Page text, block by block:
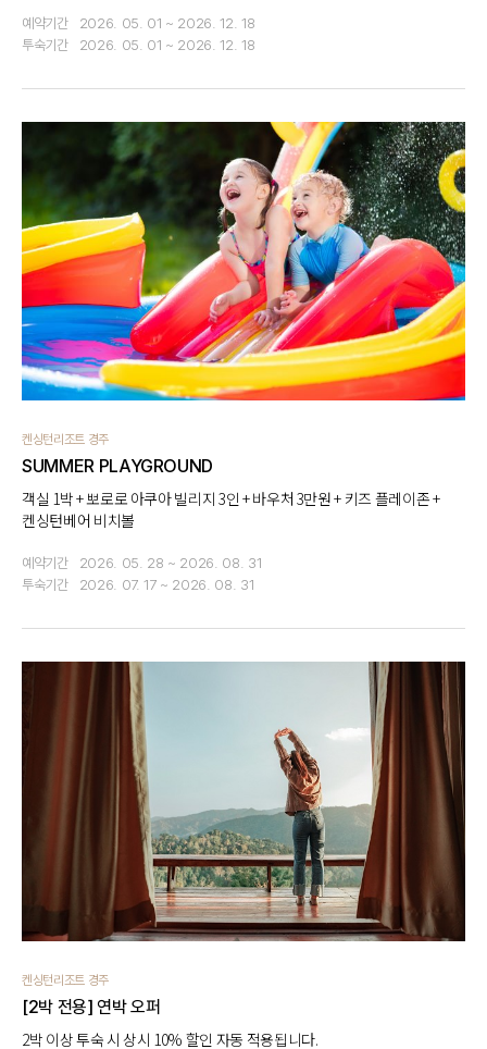
예약기간
2026. 05. 01 ~ 2026. 12. 18
투숙기간
2026. 05. 01 ~ 2026. 12. 18
켄싱턴리조트 경주
SUMMER PLAYGROUND
객실 1박 + 뽀로로 아쿠아 빌리지 3인 + 바우처 3만원 + 키즈 플레이존 +
켄싱턴베어 비치볼
예약기간
2026. 05. 28 ~ 2026. 08. 31
투숙기간
2026. 07. 17 ~ 2026. 08. 31
켄싱턴리조트 경주
[2박 전용] 연박 오퍼
2박 이상 투숙 시 상시 10% 할인 자동 적용됩니다.